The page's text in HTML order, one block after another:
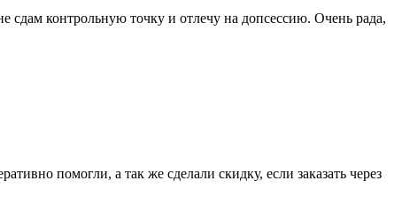
сдам контрольную точку и отлечу на допсессию. Очень рада,
помогли, а так же сделали скидку, если заказать через